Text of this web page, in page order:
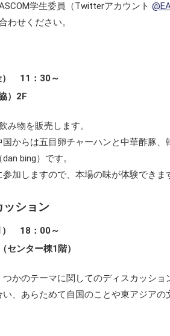
学生委員（Twitterアカウント
わせください。
） 11：30～
）2F
み物を販売します。
からは五目卵チャーハンと中華酢豚
bing）です。
加しますので、本場の味が体験できま
ション
） 18：00～
センター棟1階）
かのテーマに関してのディスカッショ
、あらためて自国のことや東アジアの